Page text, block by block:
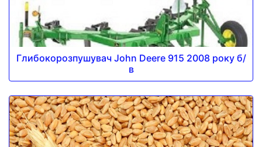
Глибокорозпушувач John Deere 915 2008 року б/
в